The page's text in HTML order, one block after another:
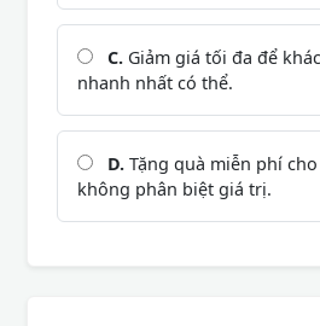
C. Giảm giá tối đa để
nhanh nhất có thể.
D. Tặng quà miễn phí
không phân biệt giá trị.